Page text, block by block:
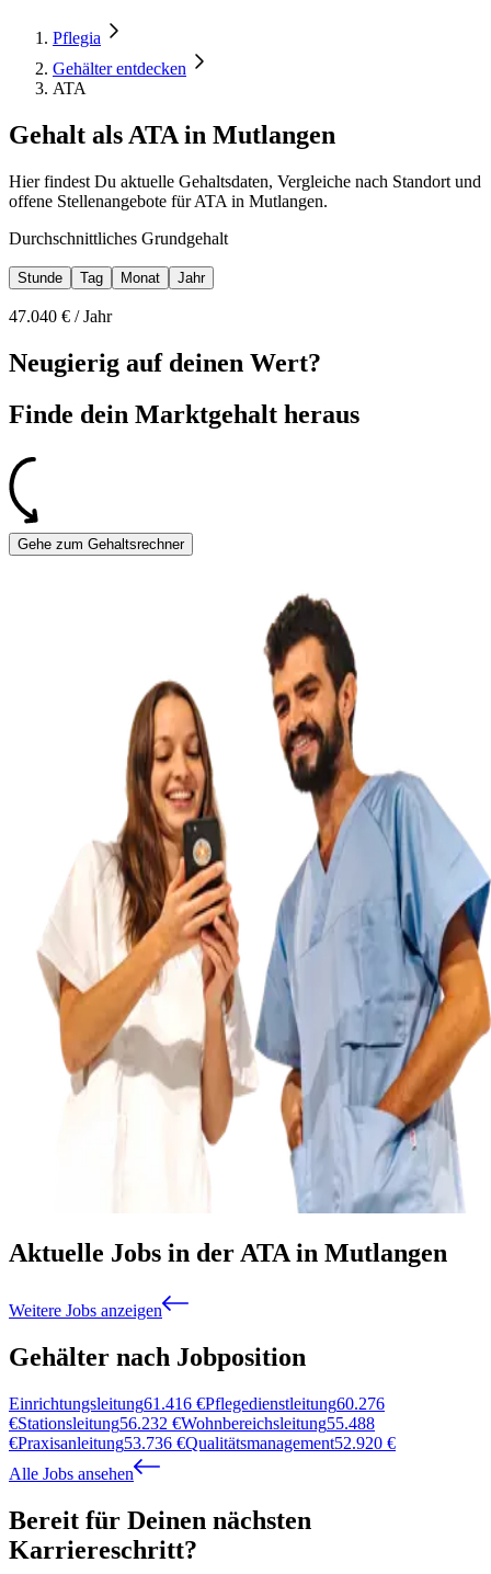
Pflegia
Gehälter entdecken
ATA
Gehalt als ATA in Mutlangen
Hier findest Du aktuelle Gehaltsdaten, Vergleiche nach Standort und
offene Stellenangebote für ATA in Mutlangen.
Durchschnittliches Grundgehalt
Stunde Tag Monat Jahr
47.040 € /Jahr
Neugierig auf deinen Wert?
Finde dein Marktgehalt heraus
Gehe zum Gehaltsrechner
Aktuelle Jobs in der ATA in Mutlangen
Weitere Jobs anzeigen
Gehälter nach Jobposition
Einrichtungsleitung61.416 €Pflegedienstleitung60.276
€Stationsleitung56.232 €Wohnbereichsleitung55.488
€Praxisanleitung53.736 €Qualitätsmanagement52.920 €
Alle Jobs ansehen
Bereit für Deinen nächsten
Karriereschritt?